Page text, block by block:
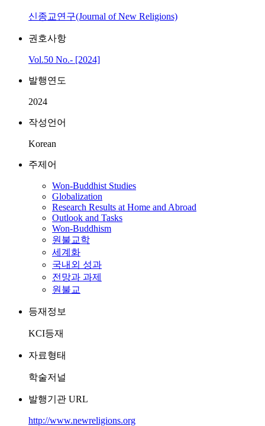
신종교연구(Journal of New Religions)
권호사항
Vol.50 No.- [2024]
발행연도
2024
작성언어
Korean
주제어
Won-Buddhist Studies
Globalization
Research Results at Home and Abroad
Outlook and Tasks
Won-Buddhism
원불교학
세계화
국내외 성과
전망과 과제
원불교
등재정보
KCI등재
자료형태
학술저널
발행기관 URL
http://www.newreligions.org